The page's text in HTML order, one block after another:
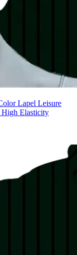
Lapel Leisure
High Elasticity